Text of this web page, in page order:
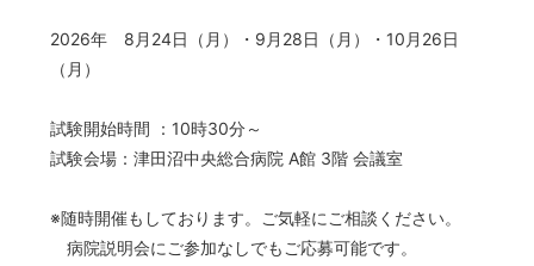
2026年 8月24日（月）・9月28日（月）・10月26日
（月）
試験開始時間 ：10時30分～
試験会場：津田沼中央総合病院 A館 3階 会議室
※随時開催もしております。ご気軽にご相談ください。
病院説明会にご参加なしでもご応募可能です。